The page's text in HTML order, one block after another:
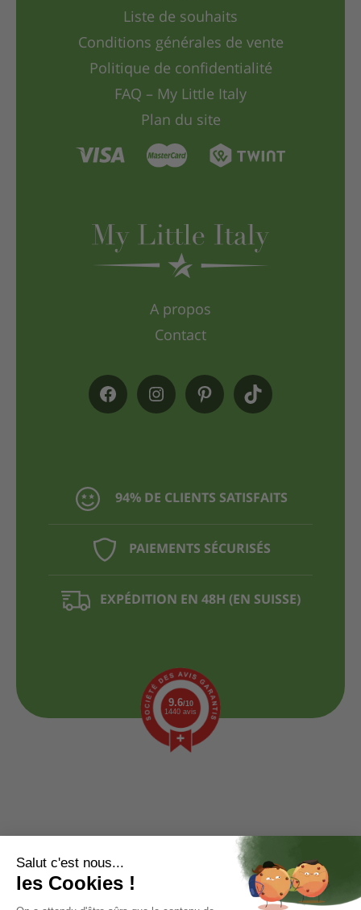
94% DE CLIENTS SATISFAITS
PAIEMENTS SÉCURISÉS
EXPÉDITION EN 48H (EN SUISSE)
Liste de souhaits
Conditions générales de vente
Politique de confidentialité
FAQ – My Little Italy
Plan du site
A propos
Contact
9.6/10
1440 avis